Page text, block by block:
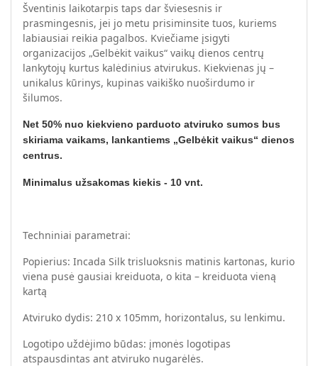
Šventinis laikotarpis taps dar šviesesnis ir
prasmingesnis, jei jo metu prisiminsite tuos, kuriems
labiausiai reikia pagalbos. Kviečiame įsigyti
organizacijos „Gelbėkit vaikus“ vaikų dienos centrų
lankytojų kurtus kalėdinius atvirukus. Kiekvienas jų –
unikalus kūrinys, kupinas vaikiško nuoširdumo ir
šilumos.
Net 50% nuo kiekvieno parduoto atviruko sumos bus
skiriama vaikams, lankantiems „Gelbėkit vaikus“ dienos
centrus.
Minimalus užsakomas kiekis - 10 vnt.
Techniniai parametrai:
Popierius: Incada Silk trisluoksnis matinis kartonas, kurio
viena pusė gausiai kreiduota, o kita – kreiduota vieną
kartą
Atviruko dydis: 210 x 105mm, horizontalus, su lenkimu.
Logotipo uždėjimo būdas: įmonės logotipas
atspausdintas ant atviruko nugarėlės.